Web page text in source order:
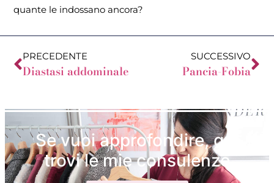
quante le indossano ancora?
PRECEDENTE
Diastasi addominale
SUCCESSIVO
Pancia-Fobia
Se vuoi approfondire, qui
trovi le mie consulenze